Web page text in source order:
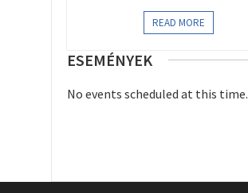
READ MORE
ESEMÉNYEK
No events scheduled at this time.